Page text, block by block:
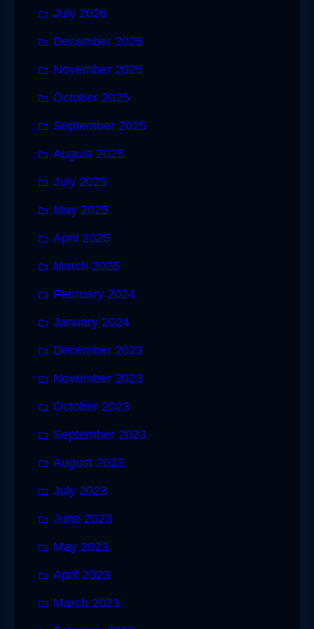
July 2026
December 2025
November 2025
October 2025
September 2025
August 2025
July 2025
May 2025
April 2025
March 2025
February 2024
January 2024
December 2023
November 2023
October 2023
September 2023
August 2023
July 2023
June 2023
May 2023
April 2023
March 2023